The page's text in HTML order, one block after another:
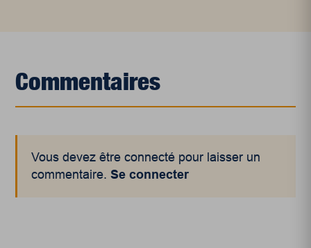
Commentaires
Vous devez être connecté pour laisser un
commentaire.Se connecter